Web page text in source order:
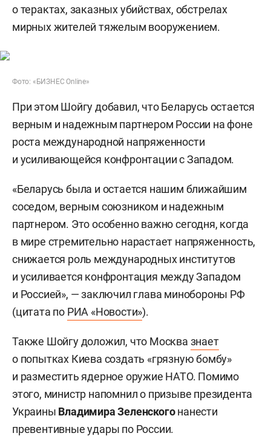
о терактах, заказных убийствах, обстрелах
мирных жителей тяжелым вооружением.
Фото: «БИЗНЕС Online»
При этом Шойгу добавил, что Беларусь остается
верным и надежным партнером России на фоне
роста международной напряженности
и усиливающейся конфронтации с Западом.
«Беларусь была и остается нашим ближайшим
соседом, верным союзником и надежным
партнером. Это особенно важно сегодня, когда
в мире стремительно нарастает напряженность,
снижается роль международных институтов
и усиливается конфронтация между Западом
и Россией», — заключил глава минобороны РФ
(цитата по РИА «Новости»).
Также Шойгу доложил, что Москва знает
о попытках Киева создать «грязную бомбу»
и разместить ядерное оружие НАТО. Помимо
этого, министр напомнил о призыве президента
Украины Владимира Зеленскогонанести
превентивные удары по России.